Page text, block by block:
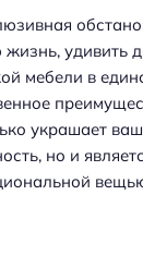
удивить
мебели в
украшает
но и